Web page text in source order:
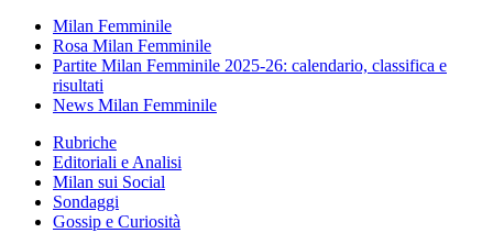
Milan Femminile
Rosa Milan Femminile
Partite Milan Femminile 2025-26: calendario, classifica e
risultati
News Milan Femminile
Rubriche
Editoriali e Analisi
Milan sui Social
Sondaggi
Gossip e Curiosità